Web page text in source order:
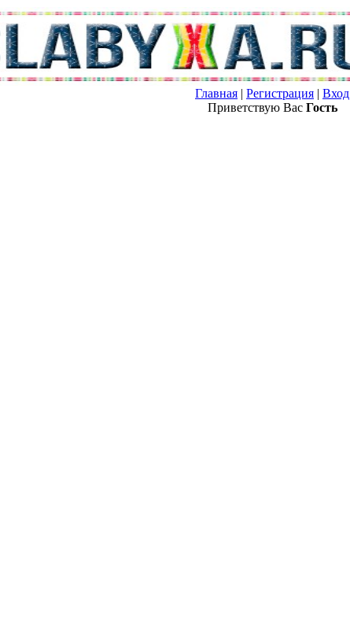
Главная | Регистрация | Вход
Приветствую Вас Гость